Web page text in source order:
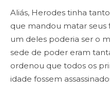
Aliás, Herodes tinha
que mandou matar seus
um deles poderia ser o
sede de poder eram
ordenou que todos os
idade fossem